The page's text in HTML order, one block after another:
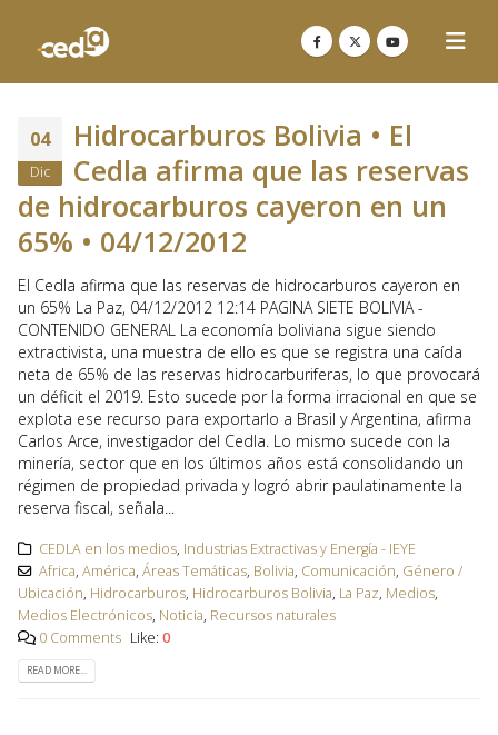
04
Dic
Hidrocarburos Bolivia • El
Cedla afirma que las reservas
de hidrocarburos cayeron en un
65% • 04/12/2012
El Cedla afirma que las reservas de hidrocarburos cayeron en
un 65% La Paz, 04/12/2012 12:14 PAGINA SIETE BOLIVIA -
CONTENIDO GENERAL La economía boliviana sigue siendo
extractivista, una muestra de ello es que se registra una caída
neta de 65% de las reservas hidrocarburiferas, lo que provocará
un déficit el 2019. Esto sucede por la forma irracional en que se
explota ese recurso para exportarlo a Brasil y Argentina, afirma
Carlos Arce, investigador del Cedla. Lo mismo sucede con la
minería, sector que en los últimos años está consolidando un
régimen de propiedad privada y logró abrir paulatinamente la
reserva fiscal, señala...
CEDLA en los medios, Industrias Extractivas y Energía - IEYE
Africa, América, Áreas Temáticas, Bolivia, Comunicación, Género /
Ubicación, Hidrocarburos, Hidrocarburos Bolivia, La Paz, Medios,
Medios Electrónicos, Noticia, Recursos naturales
0 Comments Like: 0
READ MORE...